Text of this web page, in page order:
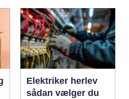
Elektriker herlev
sådan vælger du